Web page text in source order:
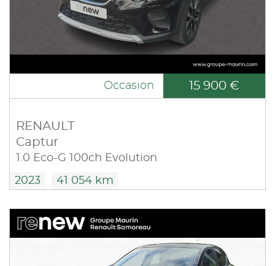
Occasion 15 900 €
RENAULT
Captur
1.0 Eco-G 100ch Evolution
2023 41 054 km